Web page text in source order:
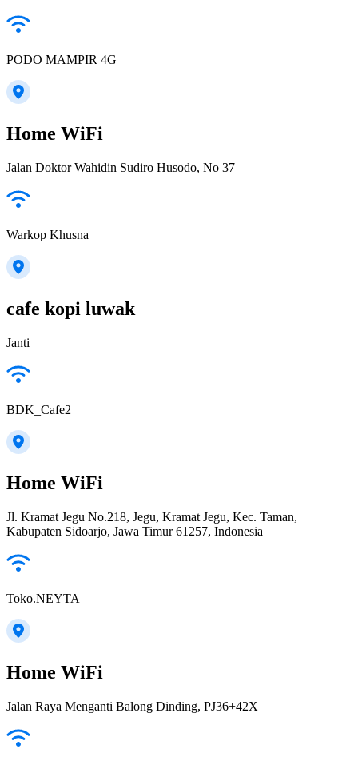
PODO MAMPIR 4G
Home WiFi
Jalan Doktor Wahidin Sudiro Husodo, No 37
Warkop Khusna
cafe kopi luwak
Janti
BDK_Cafe2
Home WiFi
Jl. Kramat Jegu No.218, Jegu, Kramat Jegu, Kec. Taman,
Kabupaten Sidoarjo, Jawa Timur 61257, Indonesia
Toko.NEYTA
Home WiFi
Jalan Raya Menganti Balong Dinding, PJ36+42X